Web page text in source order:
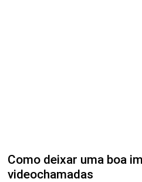
Como deixar uma boa
videochamadas